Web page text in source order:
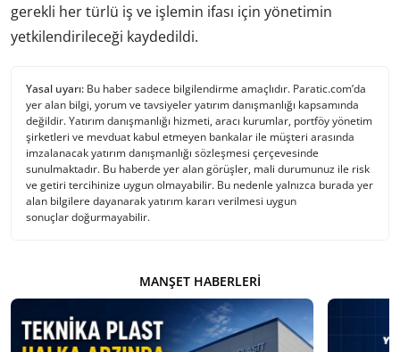
gerekli her türlü iş ve işlemin ifası için yönetimin
yetkilendirileceği kaydedildi.
Yasal uyarı: Bu haber sadece bilgilendirme amaçlıdır. Paratic.com’da
yer alan bilgi, yorum ve tavsiyeler yatırım danışmanlığı kapsamında
değildir. Yatırım danışmanlığı hizmeti, aracı kurumlar, portföy yönetim
şirketleri ve mevduat kabul etmeyen bankalar ile müşteri arasında
imzalanacak yatırım danışmanlığı sözleşmesi çerçevesinde
sunulmaktadır. Bu haberde yer alan görüşler, mali durumunuz ile risk
ve getiri tercihinize uygun olmayabilir. Bu nedenle yalnızca burada yer
alan bilgilere dayanarak yatırım kararı verilmesi uygun
sonuçlar doğurmayabilir.
MANŞET HABERLERI